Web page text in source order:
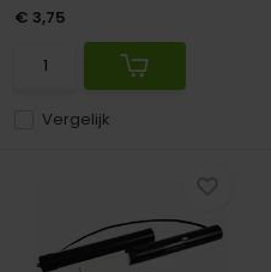
Vergelijk
€ 3,75